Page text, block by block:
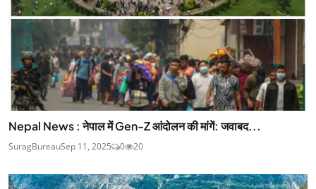
Nepal News : नेपाल में Gen-Z आंदोलन की मांगें: जवाबद...
SuragBureauSep 11, 2025 0 20